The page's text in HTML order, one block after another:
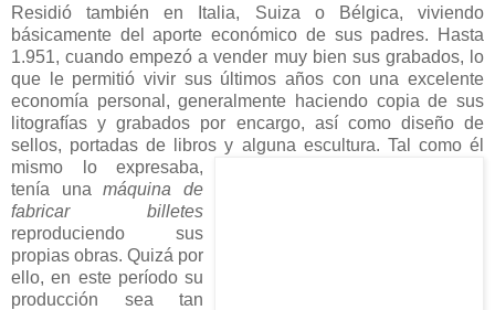
Residió también en Italia, Suiza o Bélgica, viviendo
básicamente del aporte económico de sus padres. Hasta
1.951, cuando empezó a vender muy bien sus grabados, lo
que le permitió vivir sus últimos años con una excelente
economía personal, generalmente haciendo copia de sus
litografías y grabados por encargo, así como diseño de
sellos, portadas de libros y alguna escultura. Tal como él
mismo lo expresaba,
tenía unamáquina de
fabricar billetes
reproduciendo sus
propias obras. Quizá por
ello, en este período su
producción sea tan